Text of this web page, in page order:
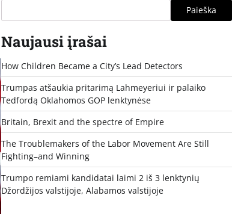
Paieška
Naujausi įrašai
How Children Became a City’s Lead Detectors
Trumpas atšaukia pritarimą Lahmeyeriui ir palaiko
Tedfordą Oklahomos GOP lenktynėse
Britain, Brexit and the spectre of Empire
The Troublemakers of the Labor Movement Are Still
Fighting–and Winning
Trumpo remiami kandidatai laimi 2 iš 3 lenktynių
Džordžijos valstijoje, Alabamos valstijoje